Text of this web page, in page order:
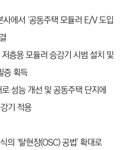
에서 ‘공동주택 모듈러 E/V 도입
층용 모듈러 승강기 시범 설치 및
증 획득
성능 개선 및 공동주택 단지에
기 적용
‘탈현장(OSC) 공법’ 확대로